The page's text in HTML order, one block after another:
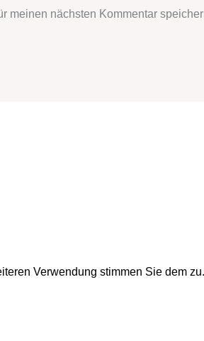
meinen nächsten Kommentar
Verwendung stimmen Sie dem zu.